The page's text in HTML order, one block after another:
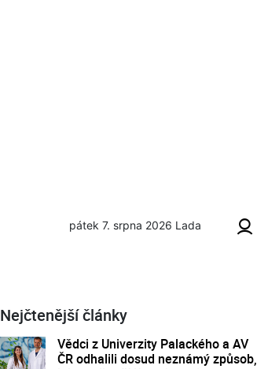
pátek 7. srpna 2026 Lada
Nejčtenější články
Vědci z Univerzity Palackého a AV
ČR odhalili dosud neznámý způsob,